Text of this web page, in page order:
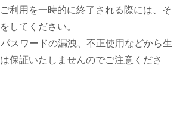
利用を一時的に終了される際には、そ
してください。
スワードの漏洩、不正使用などから生
保証いたしませんのでご注意くださ